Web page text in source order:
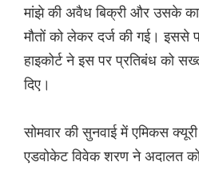
मांझे की अवैध बिक्री और उसके
मौतों को लेकर दर्ज की गई। इससे
हाइकोर्ट ने इस पर प्रतिबंध को
दिए।
सोमवार की सुनवाई में एमिकस
एडवोकेट विवेक शरण ने अदालत